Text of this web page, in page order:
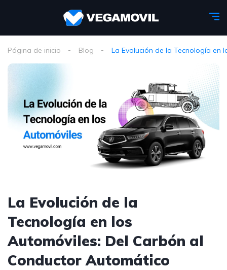
Página de inicio Blog La Evolución de la Tecnología en
La Evolución de la
Tecnología en los
Automóviles: Del Carbón al
Conductor Automático